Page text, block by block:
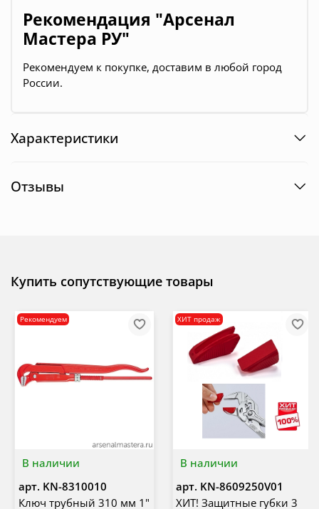
Рекомендация "Арсенал
Мастера РУ"
Рекомендуем к покупке, доставим в любой город
России.
Характеристики
Отзывы
Купить сопутствующие товары
В наличии
Рекомендуем
арт. KN-8310010
Ключ трубный 310 мм 1"
В наличии
ХИТ продаж
арт. KN-8609250V01
ХИТ! Защитные губки 3